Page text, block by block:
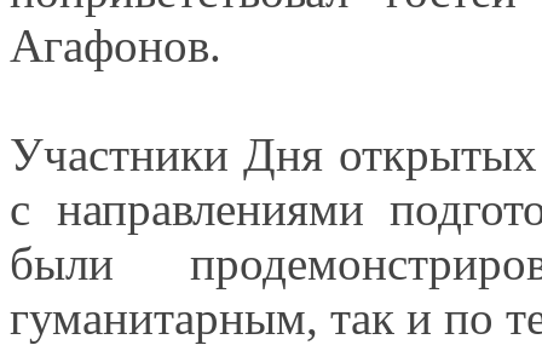
Агафонов.
Участники Дня
с направлениями
были
гуманитарным, так и по